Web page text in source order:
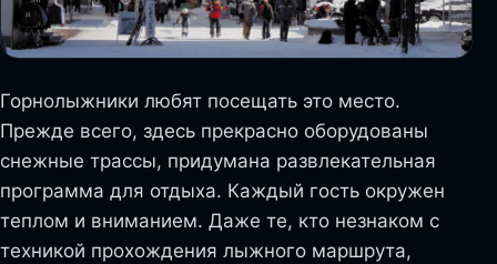
Горнолыжники любят посещать это место.
Прежде всего, здесь прекрасно оборудованы
снежные трассы, придумана развлекательная
программа для отдыха. Каждый гость окружен
теплом и вниманием. Даже те, кто незнаком с
техникой прохождения лыжного маршрута,